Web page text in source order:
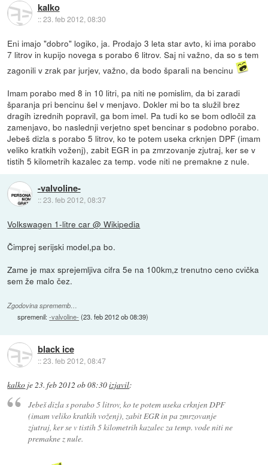
kalko
::23. feb 2012, 08:30
Eni imajo "dobro" logiko, ja. Prodajo 3 leta star avto, ki ima porabo
7 litrov in kupijo novega s porabo 6 litrov. Saj ni važno, da so s tem
zagonili v zrak par jurjev, važno, da bodo šparali na bencinu
Imam porabo med 8 in 10 litri, pa niti ne pomislim, da bi zaradi
šparanja pri bencinu šel v menjavo. Dokler mi bo ta služil brez
dragih izrednih popravil, ga bom imel. Pa tudi ko se bom odločil za
zamenjavo, bo naslednji verjetno spet bencinar s podobno porabo.
Jebeš dizla s porabo 5 litrov, ko te potem useka crknjen DPF (imam
veliko kratkih voženj), zabit EGR in pa zmrzovanje zjutraj, ker se v
tistih 5 kilometrih kazalec za temp. vode niti ne premakne z nule.
-valvoline-
::23. feb 2012, 08:37
Volkswagen 1-litre car @ Wikipedia
Čimprej serijski model,pa bo.
Zame je max sprejemljiva cifra 5e na 100km,z trenutno ceno cvička
sem že malo čez.
Zgodovina sprememb…
spremenil:-valvoline- (23. feb 2012 ob 08:39)
black ice
::23. feb 2012, 08:47
kalko je23. feb 2012 ob 08:30izjavil:
Jebeš dizla s porabo 5 litrov, ko te potem useka crknjen DPF
(imam veliko kratkih voženj), zabit EGR in pa zmrzovanje
zjutraj, ker se v tistih 5 kilometrih kazalec za temp. vode niti ne
premakne z nule.